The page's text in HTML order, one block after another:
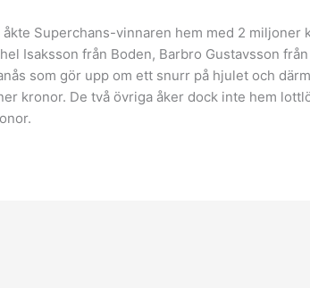
åkte Superchans-vinnaren hem med 2 miljoner
Isaksson från Boden, Barbro Gustavsson
som gör upp om ett snurr på hjulet och
kronor. De två övriga åker dock inte hem